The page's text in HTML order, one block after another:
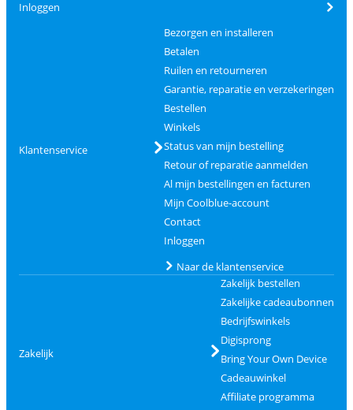
Inloggen
Klantenservice
Bezorgen en installeren
Betalen
Ruilen en retourneren
Garantie, reparatie en verzekeringen
Bestellen
Winkels
Status van mijn bestelling
Retour of reparatie aanmelden
Al mijn bestellingen en facturen
Mijn Coolblue-account
Contact
Inloggen
Naar de klantenservice
Zakelijk
Zakelijk bestellen
Zakelijke cadeaubonnen
Bedrijfswinkels
Digisprong
Bring Your Own Device
Cadeauwinkel
Affiliate programma